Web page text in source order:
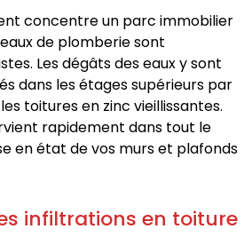
concentre un parc immobilier
de plomberie sont
Les dégâts des eaux y sont
dans les étages supérieurs par
toitures en zinc vieillissantes.
rapidement dans tout le
en état de vos murs et plafonds
infiltrations en toiture